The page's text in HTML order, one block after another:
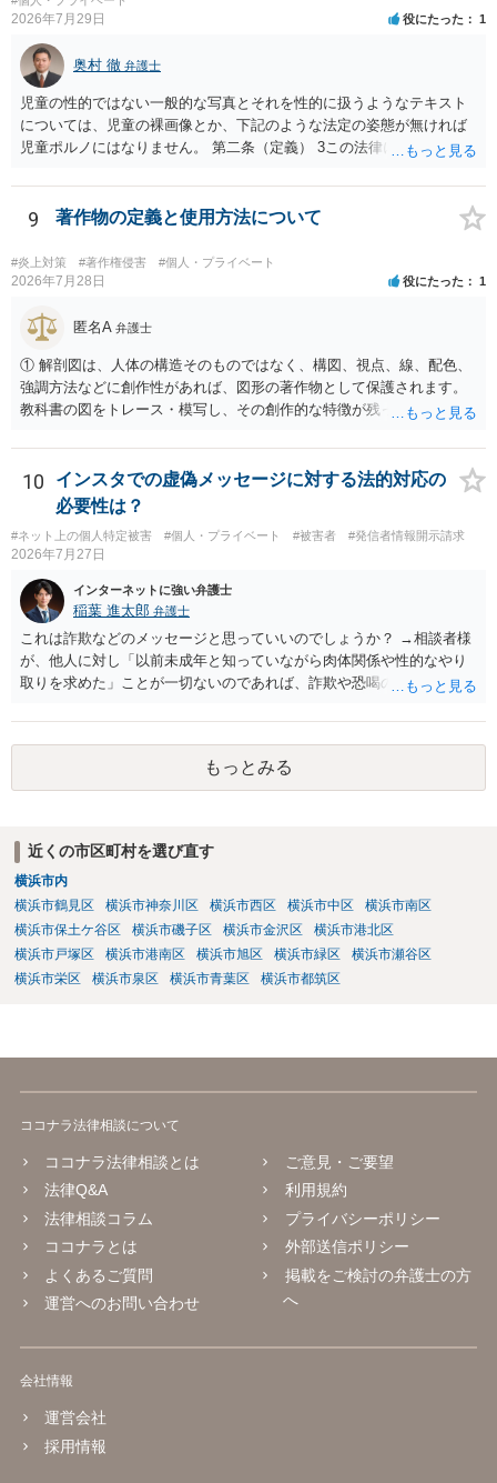
2026年7月29日 役にたった 1
奥村 徹 弁護士
児童の性的ではない一般的な写真とそれを性的に扱うようなテキスト
については、児童の裸画像とか、下記のような法定の姿態が無ければ
児童ポルノにはなりません。 第二条（定義） 3この法律において「児
人の知覚によっては認識することができない方式で作られる記録であ
って、電子計算機による情報処理の用に供されるものをいう。以下同
げる児童の姿態を視覚により認識することができる方法により描写し
たものをいう。 一 児童を相手方とする又は児童による性交又は性交
童が他人の性器等を触る行為に係る児童の姿態であって性欲を興奮さ
あって、殊更に児童の性的な部位（性器等若しくはその周辺部、臀で
ん部又は胸部をいう。）が露出され又は強調されているものであり、
かつ、性欲を興奮させ又は刺激するもの
9 著作物の定義と使用方法について
#炎上対策 #著作権侵害 #個人・プライベート
2026年7月28日 役にたった 1
匿名A 弁護士
① 解剖図は、人体の構造そのものではなく、構図、視点、線、配色、
強調方法などに創作性があれば、図形の著作物として保護されます。
教科書の図をトレース・模写し、その創作的な特徴が残っていれば、
も、SNSへの公開は私的使用には当たりません。 ② 出典を記載するだ
けでは、適法な引用にはなりません。自分の説明や批評が主で、図が
その説明に必要な従たる資料であること、引用部分が明確に区別さ
れ、必要な範囲に限られていることなどが必要です。勉強ノートの教
材として図そのものを中心的に掲載する場合、引用と認められにくい
でしょう。 文章についても、単に所々表現を変えただけで適法になる
とは限りません。医学上の事実を理解したうえで、ご自身の表現と構
成でまとめる必要があります。 安全にSNSで公開するには、教科書の
図をトレース・模写した部分は掲載せず、人体の構造という事実を基
に、自分で構図や表現を工夫して作図する方法が考えられます。ま
た、改変・SNS掲載が認められたオープンライセンス素材を、利用条
件に従って使う方法もあります。トレースした図を残したい場合は、
自分だけの学習用にとどめるのが安全です。
10
インスタでの虚偽メッセージに対する法的対応の
必要性は？
#ネット上の個人特定被害 #個人・プライベート #被害者 #発信者情報開示請求
2026年7月27日
インターネットに強い弁護士
稲葉 進太郎 弁護士
これは詐欺などのメッセージと思っていいのでしょうか？ →相談者様
が、他人に対し「以前未成年と知っていながら肉体関係や性的なやり
取りを求めた」ことが一切ないのであれば、詐欺や恐喝の可能性が高
もっとみる
近くの市区町村を選び直す
横浜市内
横浜市鶴見区
横浜市神奈川区 横浜市西区 横浜市中区
横浜市南区
横浜市保土ケ谷区
横浜市磯子区 横浜市金沢区
横浜市港北区
横浜市戸塚区
横浜市港南区 横浜市旭区 横浜市緑区
横浜市瀬谷区
横浜市栄区
横浜市泉区 横浜市青葉区 横浜市都筑区
ココナラ法律相談について
ココナラ法律相談とは
法律Q&A
法律相談コラム
ココナラとは
よくあるご質問
運営へのお問い合わせ
ご意見・ご要望
利用規約
プライバシーポリシー
外部送信ポリシー
掲載をご検討の弁護士の方
へ
会社情報
運営会社
採用情報